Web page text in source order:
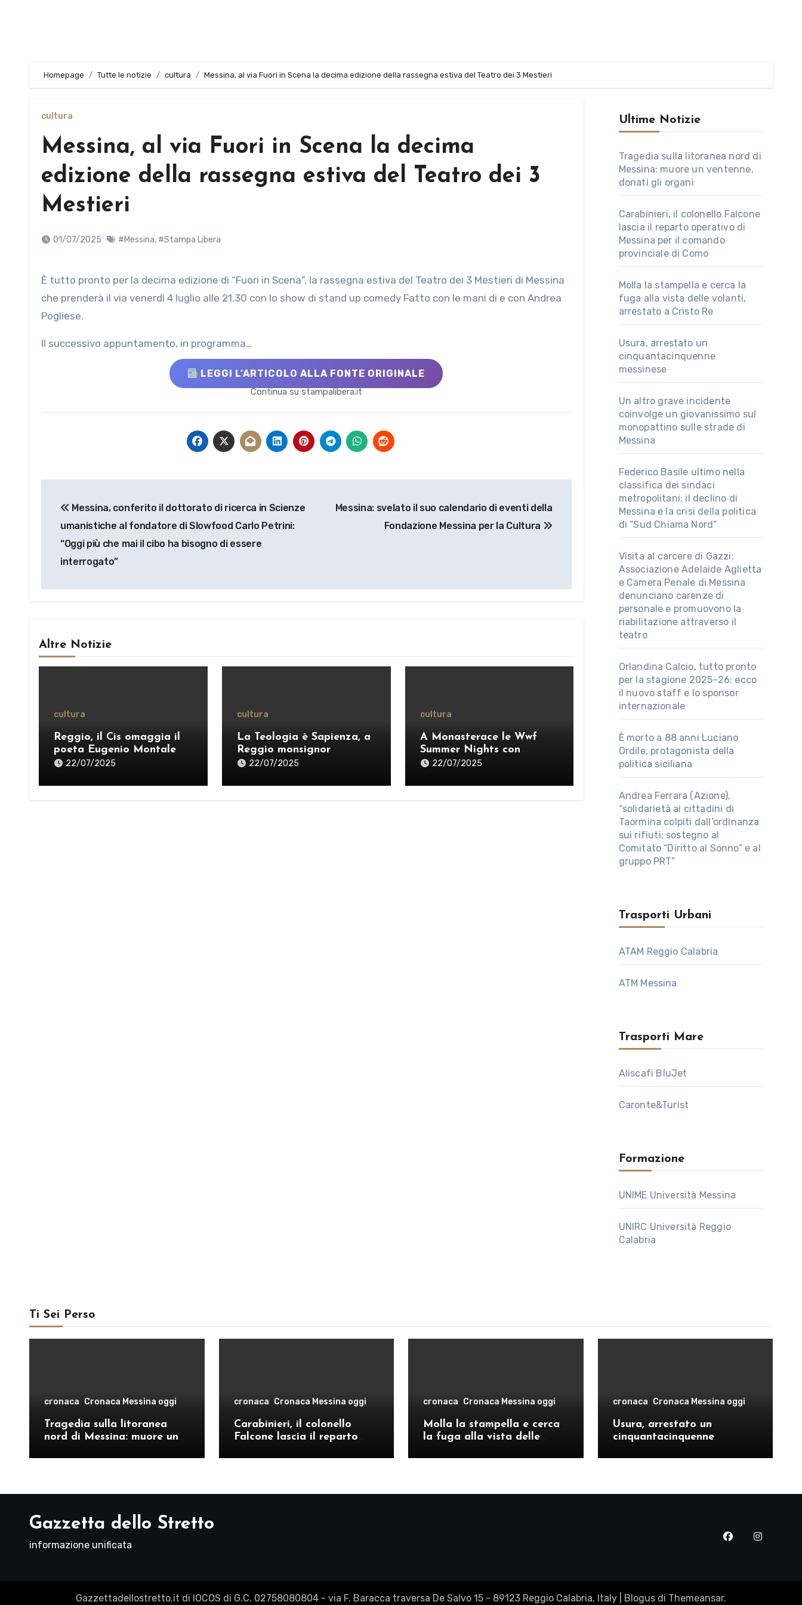
Homepage Tutte le notizie cultura Messina, al via Fuori in Scena la decima edizione della rassegna estiva del Teatro dei 3 Mestieri
cultura
Messina, al via Fuori in Scena la decima
edizione della rassegna estiva del Teatro dei 3
Mestieri
01/07/2025 #Messina, #Stampa Libera
È tutto pronto per la decima edizione di “Fuori in Scena”, la rassegna estiva del Teatro dei 3 Mestieri di Messina
che prenderà il via venerdì 4 luglio alle 21.30 con lo show di stand up comedy Fatto con le mani di e con Andrea
Pogliese.
Il successivo appuntamento, in programma…
LEGGI L’ARTICOLO ALLA FONTE ORIGINALE
Continua su stampalibera.it
articoli
Messina, conferito il dottorato di ricerca in Scienze
umanistiche al fondatore di Slowfood Carlo Petrini:
“Oggi più che mai il cibo ha bisogno di essere
interrogato”
Messina: svelato il suo calendario di eventi della
Fondazione Messina per la Cultura
Altre Notizie
cultura
Reggio, il Cis omaggia il
poeta Eugenio Montale
22/07/2025
cultura
La Teologia è Sapienza, a
Reggio monsignor
Staglianò: «Ripensare il
una “ragione credente”» –
22/07/2025
cultura
A Monasterace le Wwf
Summer Nights con
Dardust, Sarafine e Pau
22/07/2025
Ultime Notizie
Tragedia sulla litoranea nord di
Messina: muore un ventenne,
donati gli organi
Carabinieri, il colonello Falcone
lascia il reparto operativo di
Messina per il comando
provinciale di Como
Molla la stampella e cerca la
fuga alla vista delle volanti,
arrestato a Cristo Re
Usura, arrestato un
cinquantacinquenne
messinese
Un altro grave incidente
coinvolge un giovanissimo sul
monopattino sulle strade di
Messina
Federico Basile ultimo nella
classifica dei sindaci
metropolitani: il declino di
Messina e la crisi della politica
di “Sud Chiama Nord”
Visita al carcere di Gazzi:
Associazione Adelaide Aglietta
e Camera Penale di Messina
denunciano carenze di
personale e promuovono la
riabilitazione attraverso il
teatro
Orlandina Calcio, tutto pronto
per la stagione 2025–26: ecco
il nuovo staff e lo sponsor
internazionale
È morto a 88 anni Luciano
Ordile, protagonista della
politica siciliana
Andrea Ferrara (Azione),
“solidarietà ai cittadini di
Taormina colpiti dall’ordinanza
sui rifiuti; sostegno al
Comitato “Diritto al Sonno” e al
gruppo PRT”
Trasporti Urbani
ATAM Reggio Calabria
ATM Messina
Trasporti Mare
Aliscafi BluJet
Caronte&Turist
Formazione
UNIME Università Messina
UNIRC Università Reggio
Calabria
Ti Sei Perso
cronaca Cronaca Messina oggi
Tragedia sulla litoranea
nord di Messina: muore un
cronaca Cronaca Messina oggi
Carabinieri, il colonello
Falcone lascia il reparto
comando provinciale di
cronaca Cronaca Messina oggi
Molla la stampella e cerca
la fuga alla vista delle
Re
cronaca Cronaca Messina oggi
Usura, arrestato un
cinquantacinquenne
Gazzetta dello Stretto
informazione unificata
Gazzettadellostretto.it di IOCOS di G.C. 02758080804 - via F. Baracca traversa De Salvo 15 - 89123 Reggio Calabria, Italy Blogus di Themeansar.